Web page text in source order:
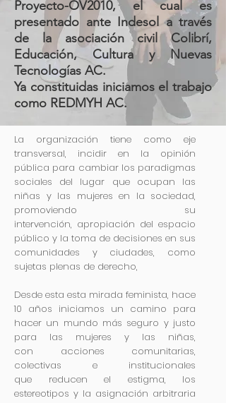
Proyecto-OV2010, el cual es
presentado ante Indesol a través
de la asociación civil Colibrí,
Educación, Cultura y Nuevas
Tecnologías AC.
Ya constituidas iniciamos el trabajo
como REDMYH AC.
La organización tiene como eje
transversal, incidir en la opinión
pública para cambiar los paradigmas
sociales del lugar que ocupan las
niñas y las mujeres en la sociedad,
promoviendo su
intervención, apropiación del espacio
público y la toma de decisiones en sus
comunidades y ciudades, como
sujetas plenas de derecho,
Desde esta esta mirada feminista, hace
10 años iniciamos un camino para
hacer un mundo más seguro y justo
para las mujeres y las niñas,
con acciones comunitarias,
colectivas e institucionales
que reducen el estigma, los
estereotipos y la asignación arbitraria